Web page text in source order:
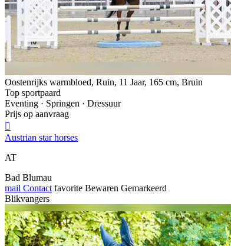
Oostenrijks warmbloed, Ruin, 11 Jaar, 165 cm, Bruin
Top sportpaard
Eventing · Springen · Dressuur
Prijs op aanvraag

Austrian star horses
AT
Bad Blumau
mail Contact favorite Bewaren Gemarkeerd
Blikvangers